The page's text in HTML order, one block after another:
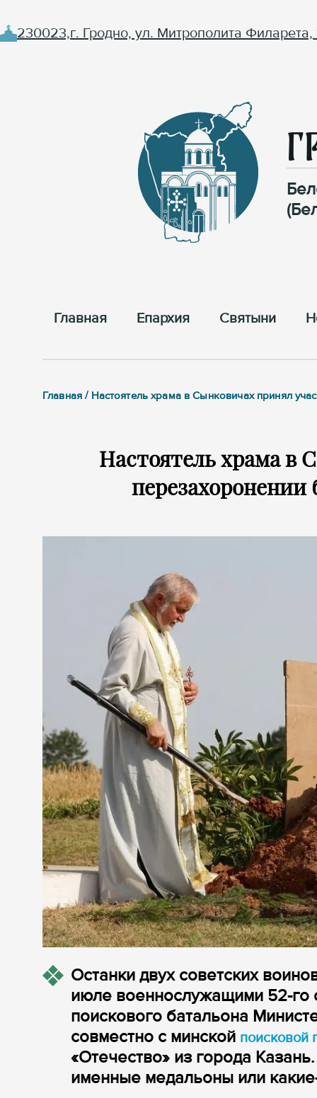
230023,г. Гродно, ул. Митрополита Филарета,
Главная Епархия Cвятыни
Главная / Настоятель храма в Сынковичах принял
Настоятель храма в
перезахоронении
Останки двух советских
июле военнослужащими 52-го
поискового батальона
совместно с минской поисковой
«Отечество» из города
именные медальоны или